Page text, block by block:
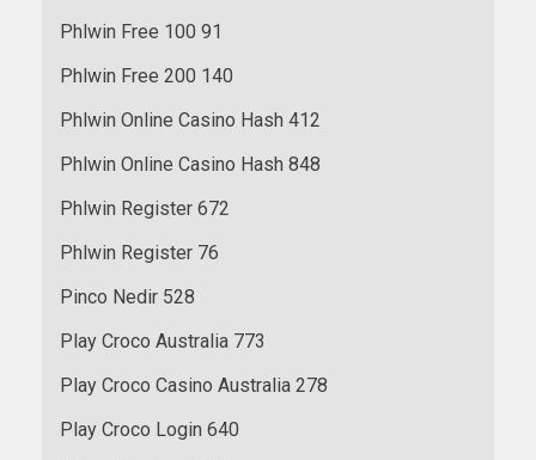
Phlwin Free 100 91
Phlwin Free 200 140
Phlwin Online Casino Hash 412
Phlwin Online Casino Hash 848
Phlwin Register 672
Phlwin Register 76
Pinco Nedir 528
Play Croco Australia 773
Play Croco Casino Australia 278
Play Croco Login 640